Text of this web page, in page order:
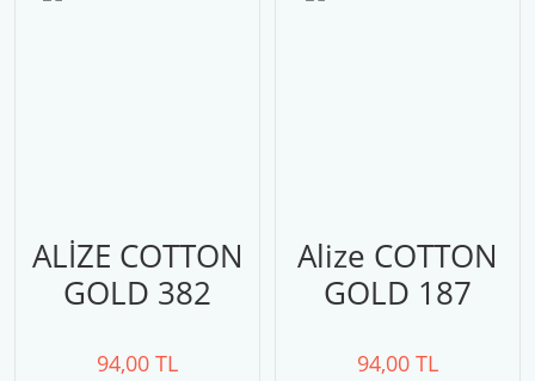
ALİZE COTTON
GOLD 382
94,00 TL
Alize COTTON
GOLD 187
94,00 TL